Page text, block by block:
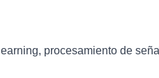
procesamiento de